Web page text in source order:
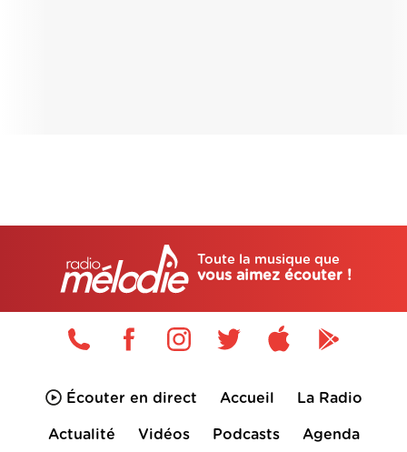
Toute la musique que
vous aimez écouter !
Écouter en direct Accueil La Radio
Actualité Vidéos Podcasts Agenda